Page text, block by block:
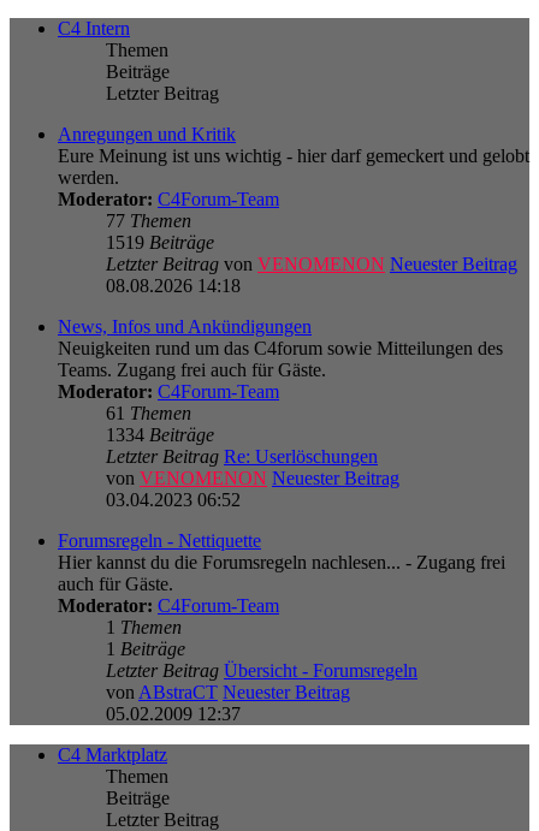
C4 Intern
Themen
Beiträge
Letzter Beitrag
Anregungen und Kritik
Eure Meinung ist uns wichtig - hier darf gemeckert und gelobt
werden.
Moderator: C4Forum-Team
77 Themen
1519 Beiträge
Letzter Beitrag von VENOMENON Neuester Beitrag
08.08.2026 14:18
News, Infos und Ankündigungen
Neuigkeiten rund um das C4forum sowie Mitteilungen des
Teams. Zugang frei auch für Gäste.
Moderator: C4Forum-Team
61 Themen
1334 Beiträge
Letzter Beitrag Re: Userlöschungen
von VENOMENON Neuester Beitrag
03.04.2023 06:52
Forumsregeln - Nettiquette
Hier kannst du die Forumsregeln nachlesen... - Zugang frei
auch für Gäste.
Moderator: C4Forum-Team
1 Themen
1 Beiträge
Letzter Beitrag Übersicht - Forumsregeln
von ABstraCT Neuester Beitrag
05.02.2009 12:37
C4 Marktplatz
Themen
Beiträge
Letzter Beitrag